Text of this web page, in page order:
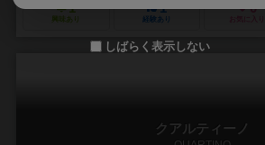
1
興味あり
1
経験あり
0
クアルティーノ
しばらく表示しない